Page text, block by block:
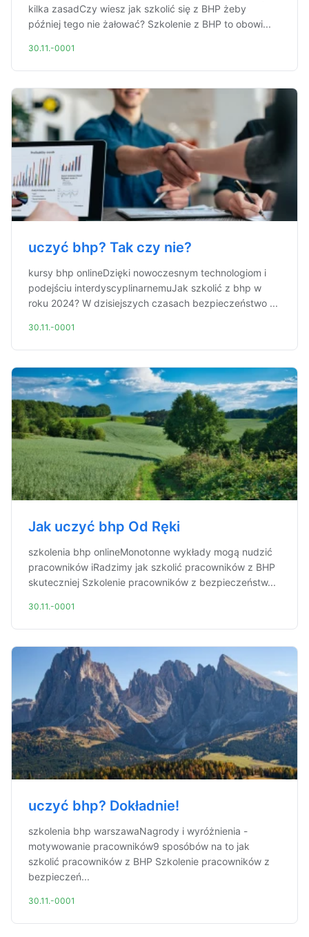
kilka zasadCzy wiesz jak szkolić się z BHP żeby
później tego nie żałować? Szkolenie z BHP to obowi...
30.11.-0001
uczyć bhp? Tak czy nie?
kursy bhp onlineDzięki nowoczesnym technologiom i
podejściu interdyscyplinarnemuJak szkolić z bhp w
roku 2024? W dzisiejszych czasach bezpieczeństwo ...
30.11.-0001
Jak uczyć bhp Od Ręki
szkolenia bhp onlineMonotonne wykłady mogą nudzić
pracowników iRadzimy jak szkolić pracowników z BHP
skuteczniej Szkolenie pracowników z bezpieczeństw...
30.11.-0001
uczyć bhp? Dokładnie!
szkolenia bhp warszawaNagrody i wyróżnienia -
motywowanie pracowników9 sposóbów na to jak
szkolić pracowników z BHP Szkolenie pracowników z
bezpieczeń...
30.11.-0001